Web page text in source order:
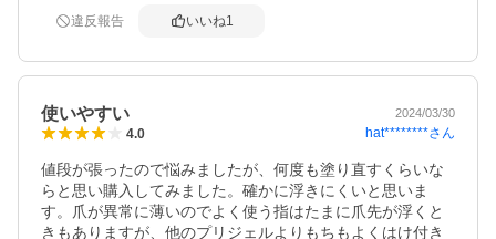
違反報告 いいね1
使いやすい 2024/03/30
4.0 hat********さん
値段が張ったので悩みましたが、何度も塗り直すくらいな
らと思い購入してみました。確かに浮きにくいと思いま
す。爪が異常に薄いのでよく使う指はたまに爪先が浮くと
きもありますが、他のプリジェルよりもちもよくはけ付き